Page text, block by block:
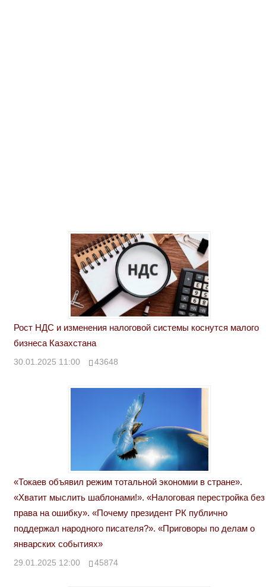
Рост НДС и изменения налоговой системы коснутся малого
бизнеса Казахстана
30.01.2025 11:00 43648
«Токаев объявил режим тотальной экономии в стране».
«Хватит мыслить шаблонами!». «Налоговая перестройка без
права на ошибку». «Почему президент РК публично
поддержал народного писателя?». «Приговоры по делам о
январских событиях»
29.01.2025 12:00 45874